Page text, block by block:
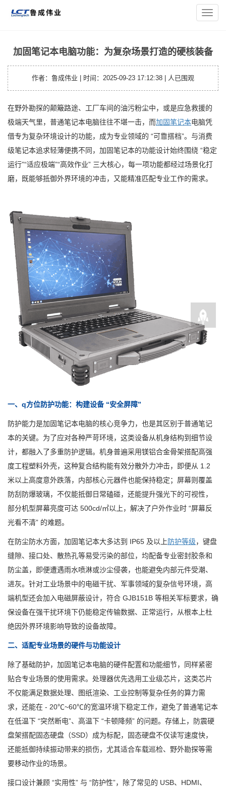
导
航
您的位置：主页
> 加固笔记本电脑功能：为复杂场
加固笔记本电脑功能：为复杂场景打造的硬核装备
作者：鲁成伟业 | 时间：2025-09-23 17:12:38 | 人已围观
在野外勘探的颠簸路途、工厂车间的油污粉尘中，或是应急救援的
极端天气里，普通笔记本电脑往往不堪一击，而加固笔记本电脑凭
借专为复杂环境设计的功能，成为专业领域的 “可靠搭档”。与消费
级笔记本追求轻薄便携不同，加固笔记本的功能设计始终围绕 “稳定
运行”“适应极端”“高效作业” 三大核心，每一项功能都经过场景化打
磨，既能够抵御外界环境的冲击，又能精准匹配专业工作的需求。
一、q方位防护功能：构建设备 “安全屏障”
防护能力是加固笔记本电脑的核心竞争力，也是其区别于普通笔记
本的关键。为了应对各种严苛环境，这类设备从机身结构到细节设
计，都融入了多重防护逻辑。机身普遍采用镁铝合金骨架搭配高强
度工程塑料外壳，这种复合结构能有效分散外力冲击，即便从 1.2
米以上高度意外跌落，内部核心元器件也能保持稳定；屏幕则覆盖
防刮防爆玻璃，不仅能抵御日常磕碰，还能提升强光下的可视性，
部分机型屏幕亮度可达 500cd/㎡以上，解决了户外作业时 “屏幕反
光看不清” 的难题。
在防尘防水方面，加固笔记本大多达到 IP65 及以上防护等级，键盘
缝隙、接口处、散热孔等易受污染的部位，均配备专业密封胶条和
防尘盖，即便遭遇雨水喷淋或沙尘侵袭，也能避免内部元件受潮、
进灰。针对工业场景中的电磁干扰、军事领域的复杂信号环境，高
端机型还会加入电磁屏蔽设计，符合 GJB151B 等相关军标要求，确
保设备在强干扰环境下仍能稳定传输数据、正常运行，从根本上杜
绝因外界环境影响导致的设备故障。
二、适配专业场景的硬件与功能设计
除了基础防护，加固笔记本电脑的硬件配置和功能细节，同样紧密
贴合专业场景的使用需求。处理器优先选用工业级芯片，这类芯片
不仅能满足数据处理、图纸渲染、工业控制等复杂任务的算力需
求，还能在 - 20℃~60℃的宽温环境下稳定工作，避免了普通笔记本
在低温下 “突然断电”、高温下 “卡顿降频” 的问题。存储上，防震硬
盘架搭配固态硬盘（SSD）成为标配，固态硬盘不仅读写速度快，
还能抵御持续振动带来的损伤，尤其适合车载巡检、野外勘探等需
要移动作业的场景。
接口设计兼顾 “实用性” 与 “防护性”，除了常见的 USB、HDMI、